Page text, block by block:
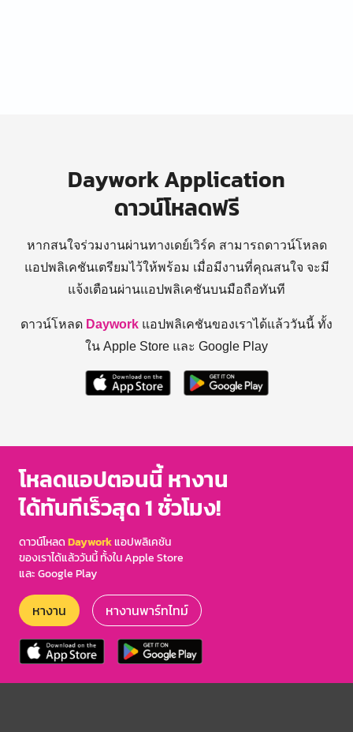
Daywork Application
ดาวน์โหลดฟรี
หากสนใจร่วมงานผ่านทางเดย์เวิร์ค สามารถดาวน์โหลด
แอปพลิเคชันเตรียมไว้ให้พร้อม เมื่อมีงานที่คุณสนใจ จะมี
แจ้งเตือนผ่านแอปพลิเคชันบนมือถือทันที
ดาวน์โหลด Daywork แอปพลิเคชันของเราได้แล้ววันนี้ ทั้ง
ใน Apple Store และ Google Play
โหลดแอปตอนนี้ หางาน
ได้ทันทีเร็วสุด 1 ชั่วโมง!
ดาวน์โหลดDayworkแอปพลิเคชัน
ของเราได้แล้ววันนี้ ทั้งใน Apple Store
และ Google Play
หางาน หางานพาร์ทไทม์